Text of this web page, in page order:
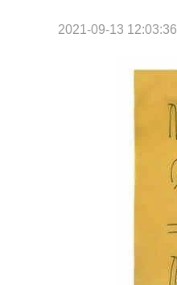
2021-09-13 12:03:36